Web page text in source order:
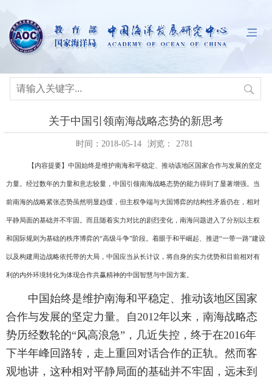
关于中国引领南海战略态势的新思考
时间：2018-05-14 浏览： 2781
【 内容提要】中国始终是维护南海和平稳定、推动该地区国家合作与发展的坚定
力量。经过数年的力量和意志较量，中国引领南海战略态势的能力得到了显著增强。当
前南海的战略紧张态势虽然明显趋缓，但主权争端与大国博弈的结构性矛盾仍在，相对
平静局面的基础并不牢固。而且随着实力对比的剧烈变化，南海问题进入了分别以主权
和国际规则为基础的秩序博弈的“高级斗争”阶段。着眼于和平崛起、推进“一带一路”建设
以及构建周边战略依托带的大局，中国应当从长计议，将自身的实力优势和目前相对有
利的内外环境转化为体现合作共赢精神的中国智慧与中国方案。
中国始终是维护南海和平稳定、推动该地区国家
合作与发展的坚定力量。自2012年以来，南海战略态
势历经数轮的“风高浪急”，几近失控，终于在2016年
下半年峰回路转，走上重回对话合作的正轨。然而客
观地讲，这种相对平静局面的基础并不牢固，远未到